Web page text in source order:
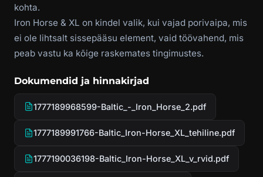
kohta.
Iron Horse & XL on kindel valik, kui vajad porivaipa, mis
ei ole lihtsalt sissepääsu element, vaid töövahend, mis
peab vastu ka kõige raskemates tingimustes.
Dokumendid ja hinnakirjad
1777189968599-Baltic_-_Iron_Horse_2.pdf
1777189991766-Baltic_Iron-Horse_XL_tehiline.pdf
1777190036198-Baltic_Iron-Horse_XL_v_rvid.pdf